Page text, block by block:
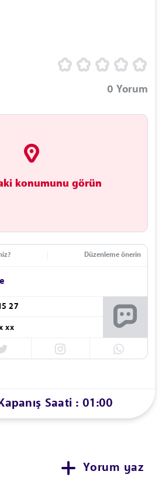
0 Yorum
konumunu görün
Düzenleme önerin
27
xx
Saati : 01:00
Yorum yaz